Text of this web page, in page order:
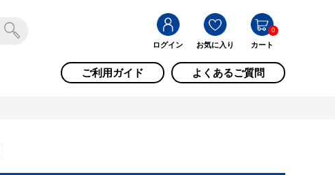
ログイン お気に入り カート
0
ご利用ガイド よくあるご質問